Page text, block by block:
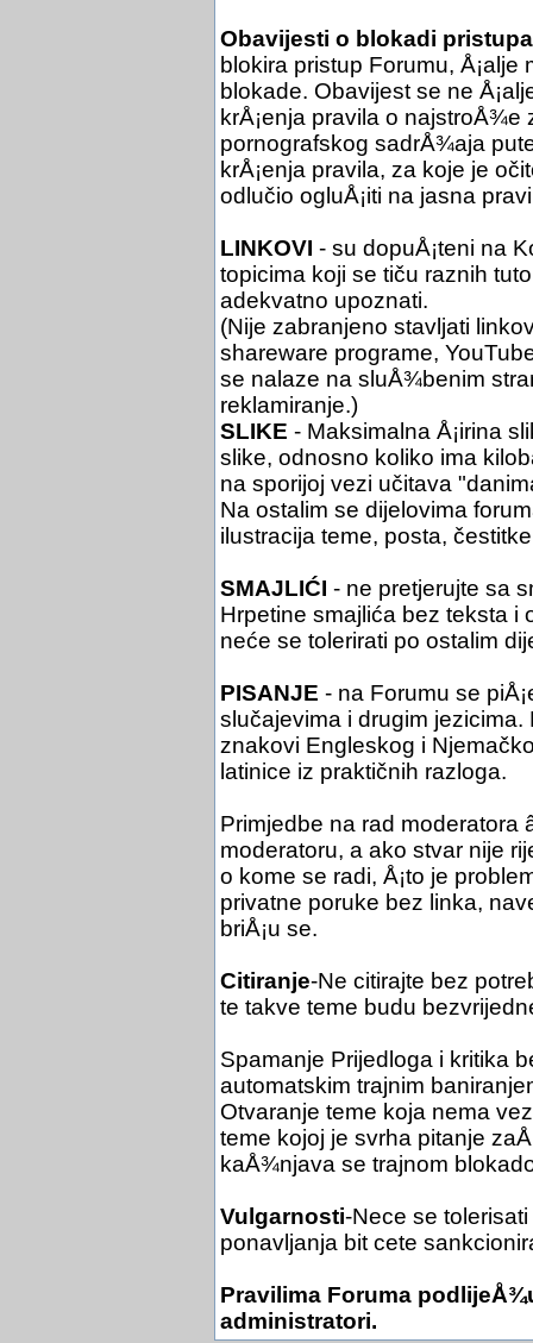
Obavijesti o blokadi pristupa
blokira pristup Forumu,
blokade. Obavijest se ne
krÅ¡enja pravila o
pornografskog sadrÅ¾aja
krÅ¡enja pravila, za koje je
odlučio ogluÅ¡iti na jasna
LINKOVI - su dopuÅ¡teni na
topicima koji se tiču raznih
adekvatno upoznati.
(Nije zabranjeno stavljati
shareware programe,
se nalaze na sluÅ¾benim
reklamiranje.)
SLIKE - Maksimalna Å¡irina
slike, odnosno koliko ima
na sporijoj vezi učitava
Na ostalim se dijelovima
ilustracija teme, posta,
SMAJLIĆI - ne pretjerujte sa
Hrpetine smajlića bez teksta i
neće se tolerirati po ostalim
PISANJE - na Forumu se
slučajevima i drugim
znakovi Engleskog i
latinice iz praktičnih razloga.
Primjedbe na rad moderatora
moderatoru, a ako stvar nije
o kome se radi, Å¡to je
privatne poruke bez linka,
briÅ¡u se.
Citiranje-Ne citirajte bez
te takve teme budu
Spamanje Prijedloga i kritika
automatskim trajnim
Otvaranje teme koja nema
teme kojoj je svrha pitanje
kaÅ¾njava se trajnom
Vulgarnosti-Nece se
ponavljanja bit cete
Pravilima Foruma
administratori.